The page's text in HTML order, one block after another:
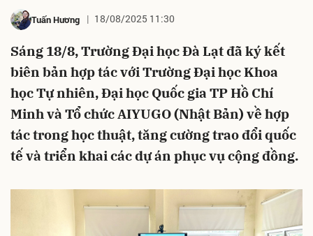
Tuấn Hương 18/08/2025 11:30
Sáng 18/8, Trường Đại học Đà Lạt đã ký kết
biên bản hợp tác với Trường Đại học Khoa
học Tự nhiên, Đại học Quốc gia TP Hồ Chí
Minh và Tổ chức AIYUGO (Nhật Bản) về hợp
tác trong học thuật, tăng cường trao đổi quốc
tế và triển khai các dự án phục vụ cộng đồng.
Hủy Gửi